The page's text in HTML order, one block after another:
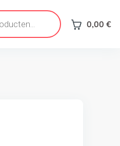
0,00 €